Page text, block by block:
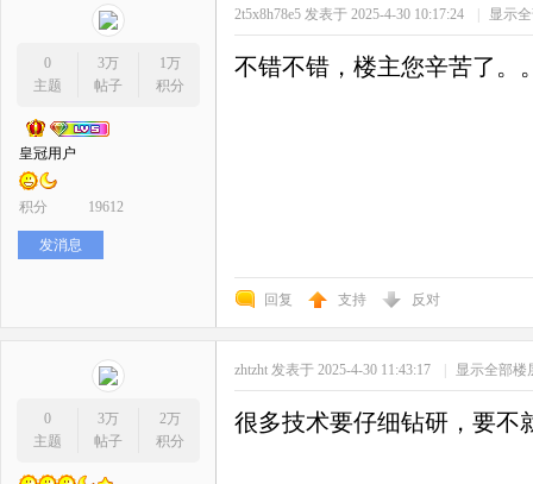
0
主题
3万
帖子
1万
积分
皇冠用户
积分 19612
发消息
2t5x8h78e5 发表于 2025-4-30 10:17:24 | 显示
不错不错，楼主您辛苦了。
回复 支持 反对
0
主题
3万
帖子
2万
积分
zhtzht 发表于 2025-4-30 11:43:17 | 显示全部楼
很多技术要仔细钻研，要不